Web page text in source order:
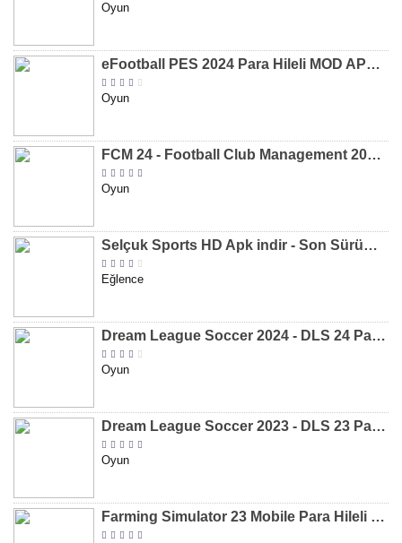
Oyun
eFootball PES 2024 Para Hileli MOD APK indir [v8.2.0]
Oyun
FCM 24 - Football Club Management 2024 Para Hileli MOD APK indir [v1.0.4]
Oyun
Selçuk Sports HD Apk indir - Son Sürüm 2024 [2.0.1.9]
Eğlence
Dream League Soccer 2024 - DLS 24 Para Hileli MOD APK indir [v11.050]
Oyun
Dream League Soccer 2023 - DLS 23 Para Hileli MOD APK [v11.020]
Oyun
Farming Simulator 23 Mobile Para Hileli MOD APK indir [v0.0.0.8]